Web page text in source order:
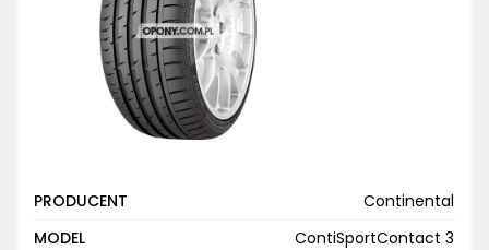
PRODUCENT
Continental
MODEL
ContiSportContact 3